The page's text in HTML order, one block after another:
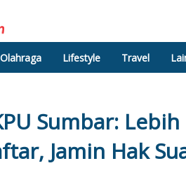
Olahraga Lifestyle Travel
Sumbar:
Jamin Hak